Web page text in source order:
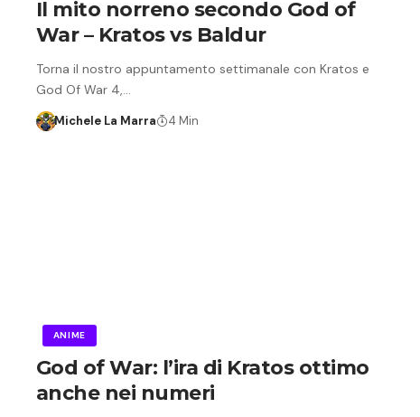
Il mito norreno secondo God of
War – Kratos vs Baldur
Torna il nostro appuntamento settimanale con Kratos e
God Of War 4,…
Michele La Marra 4 Min
ANIME
God of War: l’ira di Kratos ottimo
anche nei numeri